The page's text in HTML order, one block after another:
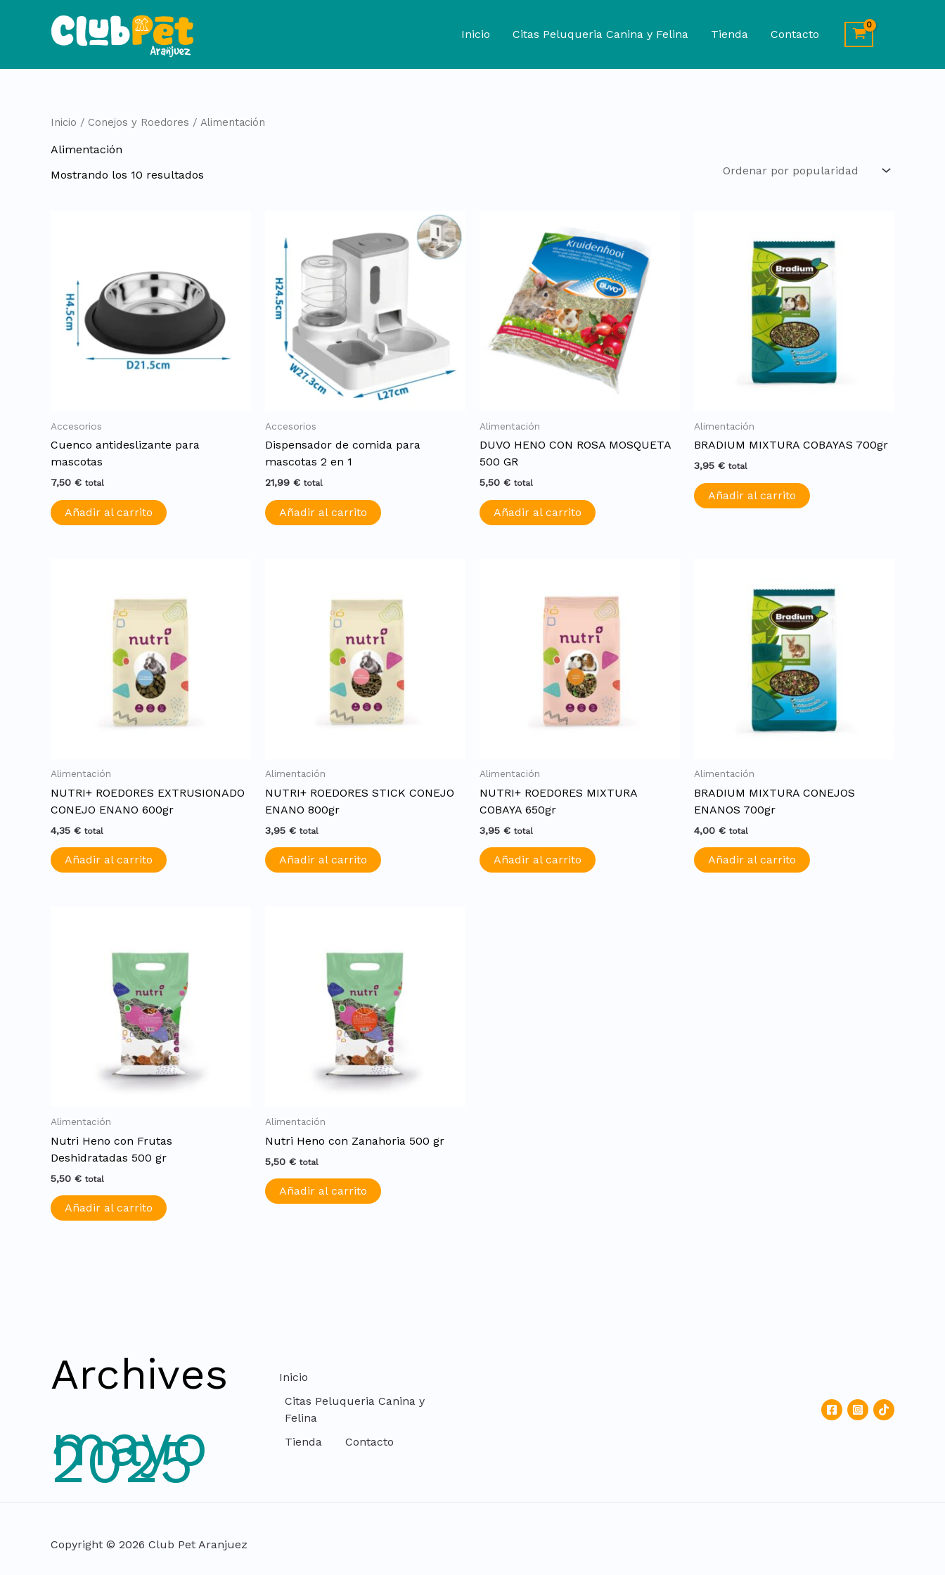
contenido
Inicio Citas Peluqueria Canina y Felina Tienda Contacto
Inicio / Conejos y Roedores / Alimentación
Alimentación
Mostrando los 10 resultados
Accesorios
Cuenco antideslizante para
mascotas
7,50 € total
Añadir al carrito
Accesorios
Dispensador de comida para
mascotas 2 en 1
21,99 € total
Añadir al carrito
Alimentación
DUVO HENO CON ROSA MOSQUETA
500 GR
5,50 € total
Añadir al carrito
Alimentación
BRADIUM MIXTURA COBAYAS 700gr
3,95 € total
Añadir al carrito
Alimentación
NUTRI+ ROEDORES EXTRUSIONADO
CONEJO ENANO 600gr
4,35 € total
Añadir al carrito
Alimentación
NUTRI+ ROEDORES STICK CONEJO
ENANO 800gr
3,95 € total
Añadir al carrito
Alimentación
NUTRI+ ROEDORES MIXTURA
COBAYA 650gr
3,95 € total
Añadir al carrito
Alimentación
BRADIUM MIXTURA CONEJOS
ENANOS 700gr
4,00 € total
Añadir al carrito
Alimentación
Nutri Heno con Frutas
Deshidratadas 500 gr
5,50 € total
Añadir al carrito
Alimentación
Nutri Heno con Zanahoria 500 gr
5,50 € total
Añadir al carrito
Archives
mayo
2025
Inicio
Citas Peluqueria Canina y
Felina
Tienda
Contacto
Copyright © 2026 Club Pet Aranjuez